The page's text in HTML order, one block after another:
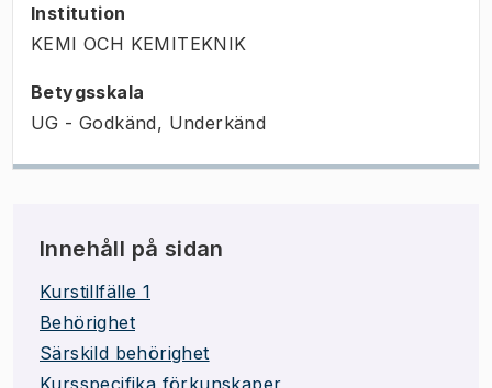
Institution
KEMI OCH KEMITEKNIK
Betygsskala
UG - Godkänd, Underkänd
Innehåll på sidan
Kurstillfälle 1
Behörighet
Särskild behörighet
Kursspecifika förkunskaper